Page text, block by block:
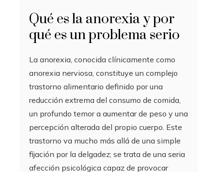
Qué es la anorexia y por
qué es un problema serio
La anorexia, conocida clínicamente como
anorexia nerviosa, constituye un complejo
trastorno alimentario definido por una
reducción extrema del consumo de comida,
un profundo temor a aumentar de peso y una
percepción alterada del propio cuerpo. Este
trastorno va mucho más allá de una simple
fijación por la delgadez; se trata de una seria
afección psicológica capaz de provocar